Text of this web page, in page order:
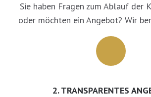
Sie haben Fragen zum Ablauf der
oder möchten ein Angebot? Wir
2. TRANSPARENTES